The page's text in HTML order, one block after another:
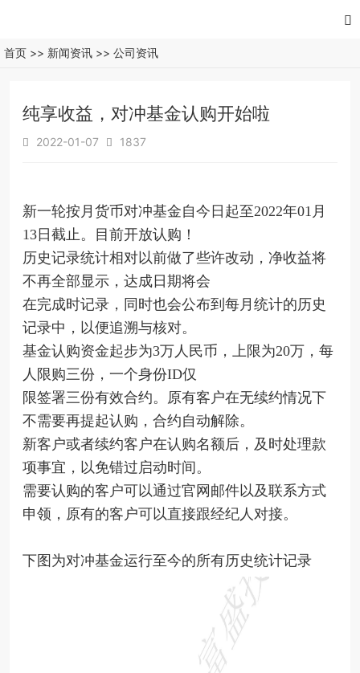

首页 >> 新闻资讯 >> 公司资讯
纯享收益，对冲基金认购开始啦
 2022-01-07  1837
新一轮按月货币对冲基金自今日起至2022年01月
13日截止。目前开放认购！
历史记录统计相对以前做了些许改动，净收益将
不再全部显示，达成日期将会
在完成时记录，同时也会公布到每月统计的历史
记录中，以便追溯与核对。
基金认购资金起步为3万人民币，上限为20万，每
人限购三份，一个身份ID仅
限签署三份有效合约。原有客户在无续约情况下
不需要再提起认购，合约自动解除。
新客户或者续约客户在认购名额后，及时处理款
项事宜，以免错过启动时间。
需要认购的客户可以通过官网邮件以及联系方式
申领，原有的客户可以直接跟经纪人对接。
下图为对冲基金运行至今的所有历史统计记录